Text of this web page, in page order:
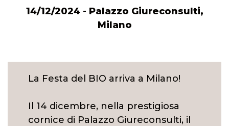
14/12/2024 - Palazzo Giureconsulti,
Milano
La Festa del BIO arriva a Milano!
Il 14 dicembre, nella prestigiosa
cornice di Palazzo Giureconsulti, il